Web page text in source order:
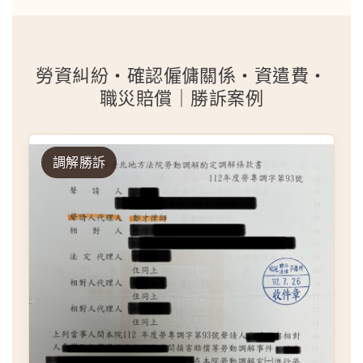
勞資糾紛・確認僱傭關係・資遣費・
職災賠償｜勝訴案例
調解勝訴